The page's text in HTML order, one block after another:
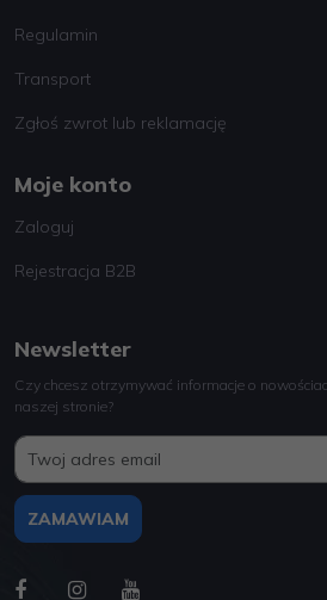
Regulamin
Transport
Zgłoś zwrot lub reklamację
Moje konto
Zaloguj
Rejestracja B2B
Newsletter
Czy chcesz otrzymywać informacje o
naszej stronie?